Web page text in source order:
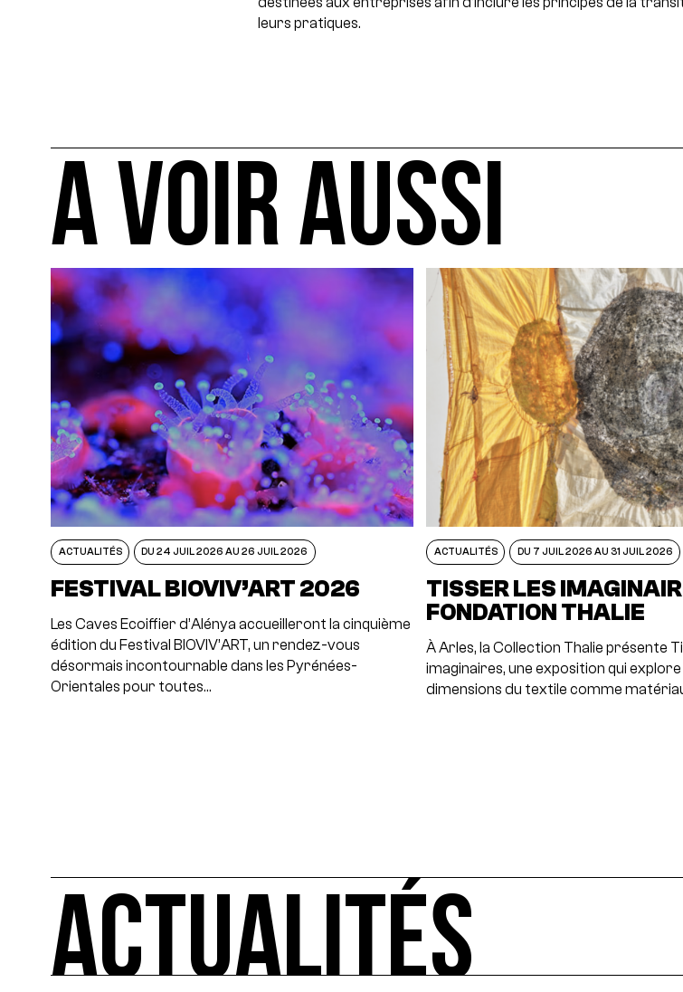
leurs pratiques.
A VOIR AUSSI
ACTUALITÉS DU 24 JUIL 2026 AU 26 JUIL 2026
FESTIVAL BIOVIV’ART 2026
Les Caves Ecoiffier d’Alénya accueilleront la cinquième
édition du Festival BIOVIV’ART, un rendez-vous
désormais incontournable dans les Pyrénées-
Orientales pour toutes…
ACTUALITÉS DU 7 JUIL 2026 AU 31 JUIL 2026
TISSER LES
FONDATION THALIE
À Arles, la Collection Thalie présente
imaginaires, une exposition qui
dimensions du textile comme
ACTUALITÉS